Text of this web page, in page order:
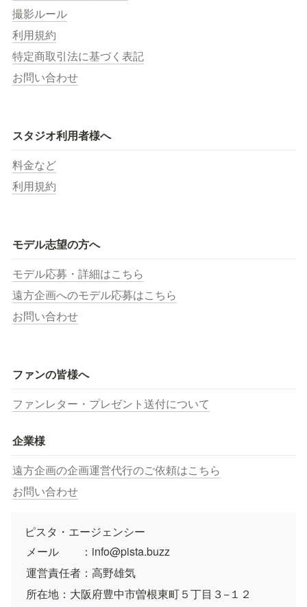
撮影ルール
利用規約
特定商取引法に基づく表記
お問い合わせ
スタジオ利用者様へ
料金など
利用規約
モデル志望の方へ
モデル応募・詳細はこちら
遠方企画へのモデル応募はこちら
お問い合わせ
ファンの皆様へ
ファンレター・プレゼント送付について
企業様
遠方企画の企画運営代行のご依頼はこちら
お問い合わせ
ピスタ・エージェンシー
メール　　：info@pista.buzz
運営責任者：高野雄気
所在地：大阪府豊中市曽根東町５丁目３−１２